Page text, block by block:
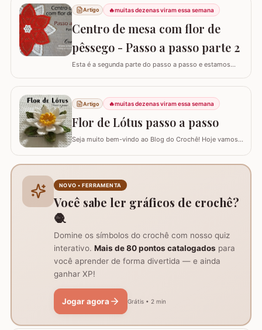
foi uma adaptação que fiz de um modelo de tapete e o
passo a passo do TAPETE DO LAVABO já está
disponível aqui no blog, confira nos links abaixo! Jogo
Artigo 🔥muitas dezenas viram essa semana
Centro de mesa com flor de
pêssego - Passo a passo parte 2
Esta é a segunda parte do passo a passo e estamos
Se está procurando o início do trabalho visite o link
abaixo onde também temos a lista completa de
materiais. Centro de mesa com flor de pêssego - Parte 1
Tamanho do trabalho pronto: 60 cm de…
Artigo 🔥muitas dezenas viram essa semana
Flor de Lótus passo a passo
Seja muito bem-vindo ao Blog do Crochê! Hoje vamos
crie uma peça volumosa e encantadora, perfeita para
trilhos de mesa, aplicações em tapetes ou…
NOVO • FERRAMENTA
Você sabe ler gráficos de crochê?
🧶
Domine os símbolos do crochê com nosso quiz
interativo. Mais de 80 pontos catalogados para
você aprender de forma divertida — e ainda
ganhar XP!
Jogar agora Grátis • 2 min